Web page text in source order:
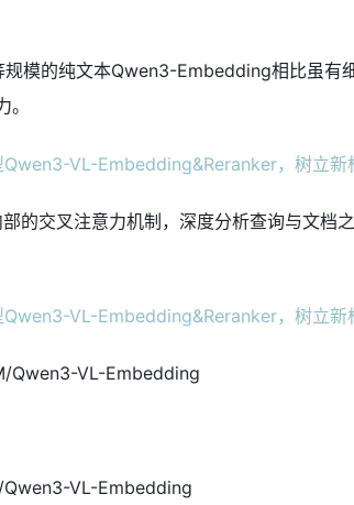
模的纯文本Qwen3-Embedding相比虽有
的交叉注意力机制，深度分析查询与文档之
Qwen3-VL-Embedding
VL-Embedding